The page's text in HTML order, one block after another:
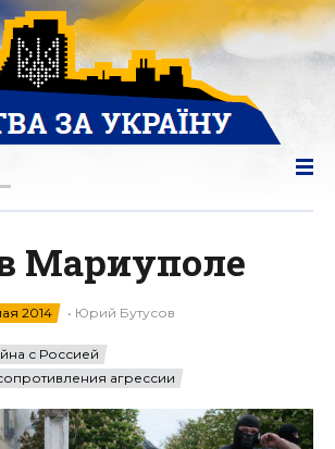
Мариуполе
2014 • Юрий Бутусов
с Россией
агрессии